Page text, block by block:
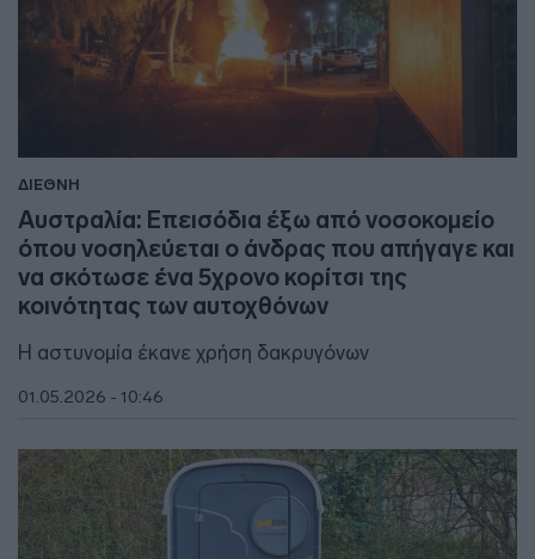
ΔΙΕΘΝΗ
Αυστραλία: Επεισόδια έξω από νοσοκομείο
όπου νοσηλεύεται ο άνδρας που απήγαγε και
να σκότωσε ένα 5χρονο κορίτσι της
κοινότητας των αυτοχθόνων
Η αστυνομία έκανε χρήση δακρυγόνων
01.05.2026 - 10:46